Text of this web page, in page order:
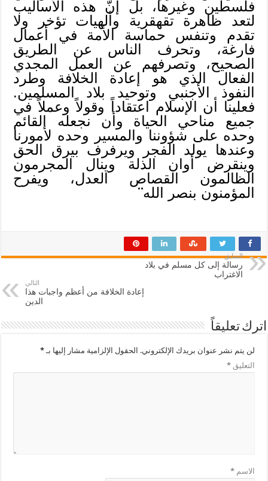
فلسطين وغيرها، بل إنّ هذه الأساليب
لتعد ظاهرة تقهقرية وألهيات تؤخر ولا
تقدم وتنفس حماسة الأمة في أعمال
فارغة، وتحرف الناس عن الطريق
الصحيح، وتصرفهم عن العمل المجدي
الفعال الذي هو إعادة الخلافة وطرد
النفوذ الأجنبي وتوحيد بلاد المسلمين.
فعلينا أن الإسلام اعتقاداً وقولاً وعملاً في
جميع مناحي الحياة وأن نجعله القائم
وحده على شؤوننا والمسير وحده لأمورنا
وعندها يولد الفجر ويرفرف بيرق الحق
وينقرض أوان الذلة وينال المجرمون
الظالمون القصاص العدل، ويفرح
المؤمنون بنصر الله¨
السابق
رسالة إلى كل مسلم في بلاد
الاغتراب
التالي
إعادة الخلافة من أعظم واجبات هذا
الدين
اترك تعليقاً
لن يتم نشر عنوان بريدك الإلكتروني. الحقول الإلزامية مشار إليها بـ*
التعليق*
الاسم*